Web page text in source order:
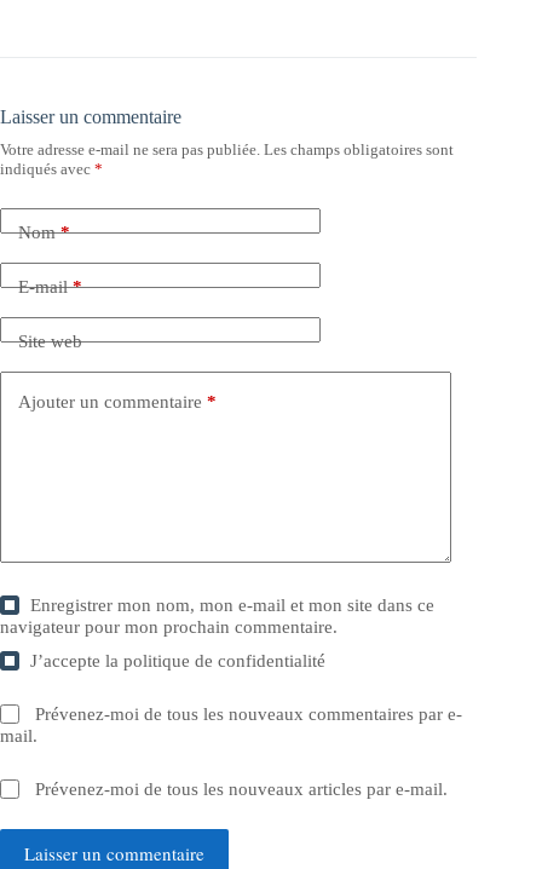
Laisser un commentaire
Votre adresse e-mail ne sera pas publiée. Les champs obligatoires sont
indiqués avec *
Nom*
E-mail*
Site web
Ajouter un commentaire *
Enregistrer mon nom, mon e-mail et mon site dans ce
navigateur pour mon prochain commentaire.
J’accepte lapolitique de confidentialité
Prévenez-moi de tous les nouveaux commentaires par e-
mail.
Prévenez-moi de tous les nouveaux articles par e-mail.
Laisser un commentaire